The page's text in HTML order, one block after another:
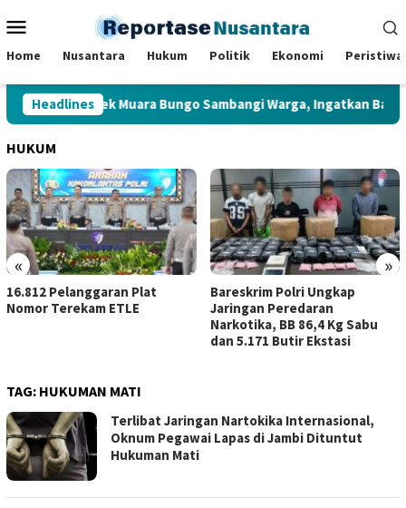
ke
Mobile
Home Nusantara Hukum Politik Ekonomi Peristiwa
Headlines
Polsek Muara Bungo Sambangi Warga, Ingatkan Bahaya
HUKUM
« »
16.812 Pelanggaran Plat
Nomor Terekam ETLE
Bareskrim Polri Ungkap
Jaringan Peredaran
Narkotika, BB 86,4 Kg Sabu
dan 5.171 Butir Ekstasi
TAG: HUKUMAN MATI
Terlibat Jaringan Nartokika Internasional,
Oknum Pegawai Lapas di Jambi Dituntut
Hukuman Mati